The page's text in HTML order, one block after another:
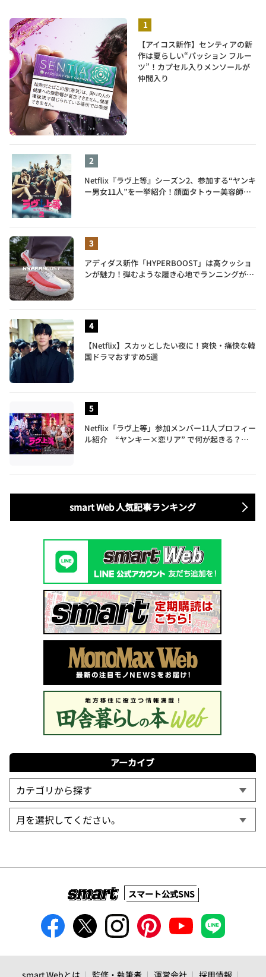
【アイコス新作】センティアの新
作は夏らしい“パッション フルー
ツ”！カプセル入りメンソールが
仲間入り
Netflix『ラヴ上等』シーズン2、参加する“ヤンキ
ー男女11人”を一挙紹介！顔面タトゥー美容師、
アディダス新作「HYPERBOOST」は高クッショ
ンが魅力！弾むような履き心地でランニングがも
【Netflix】スカッとしたい夜に！爽快・痛快な韓
国ドラマおすすめ5選
Netflix「ラヴ上等」参加メンバー11人プロフィー
ル紹介 “ヤンキー×恋リア” で何が起きる？地
smart Web 人気記事ランキング
アーカイブ
スマート公式SNS
smart Webとは 監修・執筆者 運営会社 採用情報